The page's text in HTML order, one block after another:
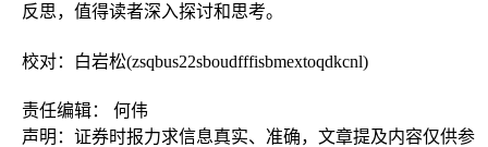
反思，值得读者深入探讨和思考。
校对：白岩松(zsqbus22sboudfffisbmextoqdkcnl)
责任编辑： 何伟
声明：证券时报力求信息真实、准确，文章提及内容仅供参